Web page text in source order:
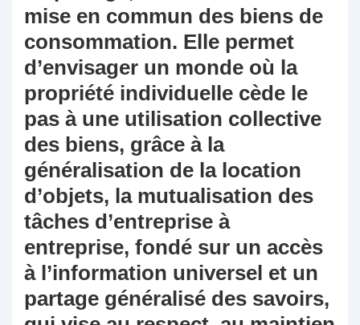
mise en commun des biens de
consommation. Elle permet
d’envisager un monde où la
propriété individuelle cède le
pas à une utilisation collective
des biens, grâce à la
généralisation de la location
d’objets, la mutualisation des
tâches d’entreprise à
entreprise, fondé sur un accès
à l’information universel et un
partage généralisé des savoirs,